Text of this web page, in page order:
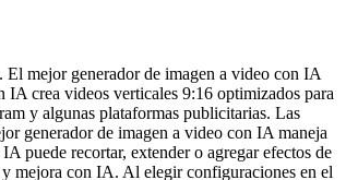
El mejor generador de imagen a video con IA
crea videos verticales 9:16 optimizados para
y algunas plataformas publicitarias. Las
generador de imagen a video con IA maneja
puede recortar, extender o agregar efectos de
mejora con IA. Al elegir configuraciones en el